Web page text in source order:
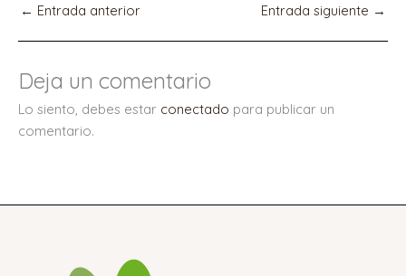
← Entrada anterior Entrada siguiente →
Deja un comentario
Lo siento, debes estar conectado para publicar un
comentario.